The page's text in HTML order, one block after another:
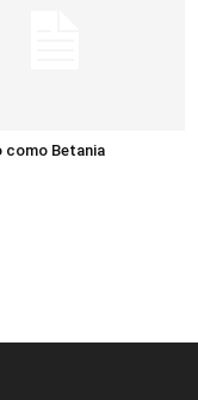
como Betania